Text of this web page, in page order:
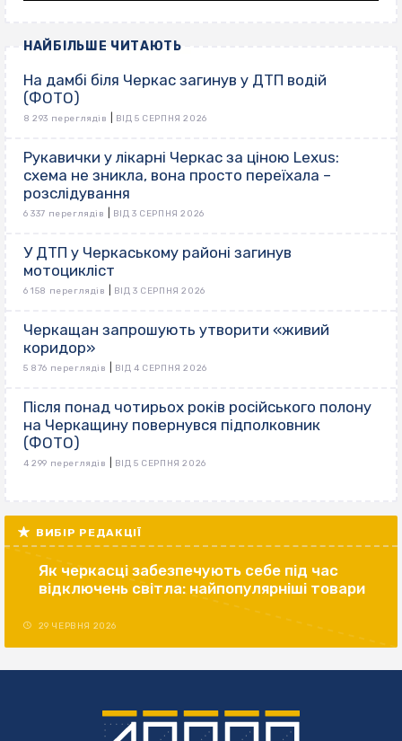
НАЙБІЛЬШЕ ЧИТАЮТЬ
На дамбі біля Черкас загинув у ДТП водій
(ФОТО)
8 293 переглядів ВІД 5 СЕРПНЯ 2026
Рукавички у лікарні Черкас за ціною Lexus:
схема не зникла, вона просто переїхала –
розслідування
6 337 переглядів ВІД 3 СЕРПНЯ 2026
У ДТП у Черкаському районі загинув
мотоцикліст
6 158 переглядів ВІД 3 СЕРПНЯ 2026
Черкащан запрошують утворити «живий
коридор»
5 876 переглядів ВІД 4 СЕРПНЯ 2026
Після понад чотирьох років російського полону
на Черкащину повернувся підполковник
(ФОТО)
4 299 переглядів ВІД 5 СЕРПНЯ 2026
ВИБІР РЕДАКЦІЇ
Як черкасці забезпечують себе під час
відключень світла: найпопулярніші товари
29 ЧЕРВНЯ 2026